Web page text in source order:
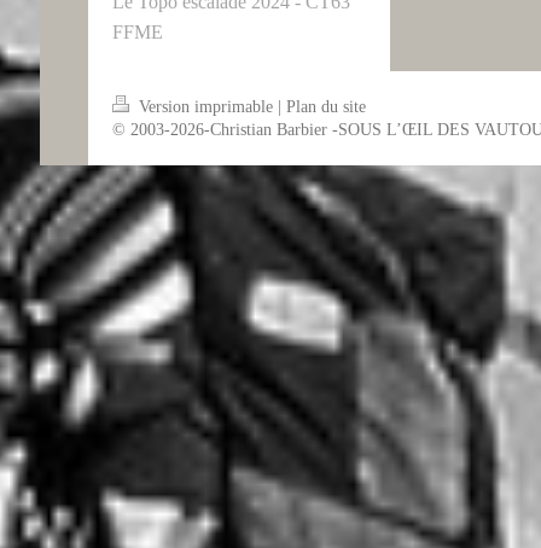
FFME
Version imprimable
Plan du site
© 2003-2026-Christian Barbier -SOUS L’ŒIL DES